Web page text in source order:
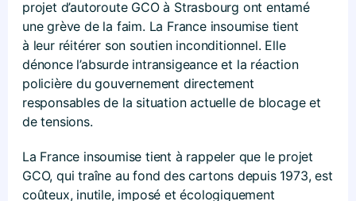
projet d’autoroute GCO à Strasbourg ont entamé
une grève de la faim. La France insoumise tient
à leur réitérer son soutien inconditionnel. Elle
dénonce l’absurde intransigeance et la réaction
policière du gouvernement directement
responsables de la situation actuelle de blocage et
de tensions.
La France insoumise tient à rappeler que le projet
GCO, qui traîne au fond des cartons depuis 1973, est
coûteux, inutile, imposé et écologiquement